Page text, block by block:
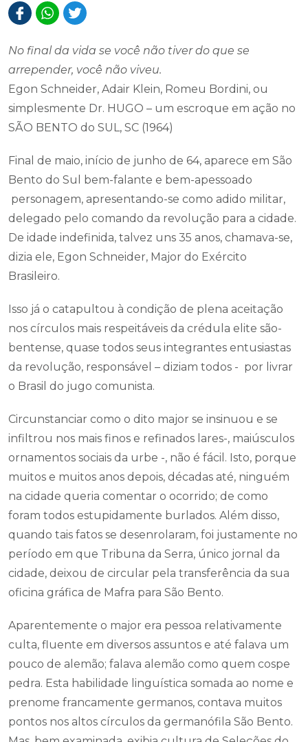
No final da vida se você não tiver do que se
arrepender, você não viveu.
Egon Schneider, Adair Klein, Romeu Bordini, ou
simplesmente Dr. HUGO – um escroque em ação no
SÃO BENTO do SUL, SC (1964)
Final de maio, início de junho de 64, aparece em São
Bento do Sul bem-falante e bem-apessoado
personagem, apresentando-se como adido militar,
delegado pelo comando da revolução para a cidade.
De idade indefinida, talvez uns 35 anos, chamava-se,
dizia ele, Egon Schneider, Major do Exército
Brasileiro.
Isso já o catapultou à condição de plena aceitação
nos círculos mais respeitáveis da crédula elite são-
bentense, quase todos seus integrantes entusiastas
da revolução, responsável – diziam todos - por livrar
o Brasil do jugo comunista.
Circunstanciar como o dito major se insinuou e se
infiltrou nos mais finos e refinados lares-, maiúsculos
ornamentos sociais da urbe -, não é fácil. Isto, porque
muitos e muitos anos depois, décadas até, ninguém
na cidade queria comentar o ocorrido; de como
foram todos estupidamente burlados. Além disso,
quando tais fatos se desenrolaram, foi justamente no
período em que Tribuna da Serra, único jornal da
cidade, deixou de circular pela transferência da sua
oficina gráfica de Mafra para São Bento.
Aparentemente o major era pessoa relativamente
culta, fluente em diversos assuntos e até falava um
pouco de alemão; falava alemão como quem cospe
pedra. Esta habilidade linguística somada ao nome e
prenome francamente germanos, contava muitos
pontos nos altos círculos da germanófila São Bento.